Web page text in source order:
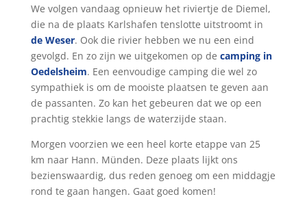
We volgen vandaag opnieuw het riviertje de Diemel,
die na de plaats Karlshafen tenslotte uitstroomt in
de Weser. Ook die rivier hebben we nu een eind
gevolgd. En zo zijn we uitgekomen op de camping in
Oedelsheim. Een eenvoudige camping die wel zo
sympathiek is om de mooiste plaatsen te geven aan
de passanten. Zo kan het gebeuren dat we op een
prachtig stekkie langs de waterzijde staan.
Morgen voorzien we een heel korte etappe van 25
km naar Hann. Münden. Deze plaats lijkt ons
bezienswaardig, dus reden genoeg om een middagje
rond te gaan hangen. Gaat goed komen!